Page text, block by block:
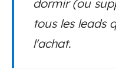
dormir (ou
tous les leads
l'achat.